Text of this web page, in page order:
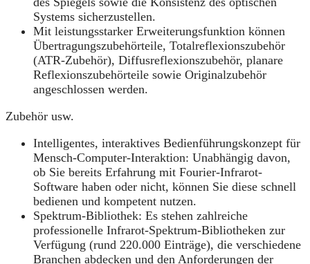
Systems sicherzustellen.
Mit leistungsstarker Erweiterungsfunktion können
Übertragungszubehörteile, Totalreflexionszubehör
(ATR-Zubehör), Diffusreflexionszubehör, planare
Reflexionszubehörteile sowie Originalzubehör
angeschlossen werden.
Zubehör usw.
Intelligentes, interaktives Bedienführungskonzept für
Mensch-Computer-Interaktion: Unabhängig davon,
ob Sie bereits Erfahrung mit Fourier-Infrarot-
Software haben oder nicht, können Sie diese schnell
bedienen und kompetent nutzen.
Spektrum-Bibliothek: Es stehen zahlreiche
professionelle Infrarot-Spektrum-Bibliotheken zur
Verfügung (rund 220.000 Einträge), die verschiedene
Branchen abdecken und den Anforderungen der